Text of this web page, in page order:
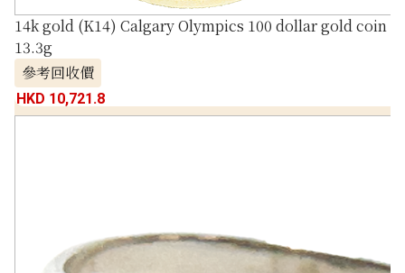
14k gold (K14) Calgary Olympics 100 dollar gold coin
13.3g
參考回收價
HKD 10,721.8